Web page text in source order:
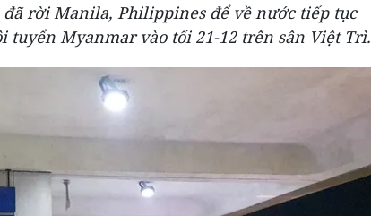
đã rời Manila, Philippines để về nước tiếp tục
tuyển Myanmar vào tối 21-12 trên sân Việt Trì.